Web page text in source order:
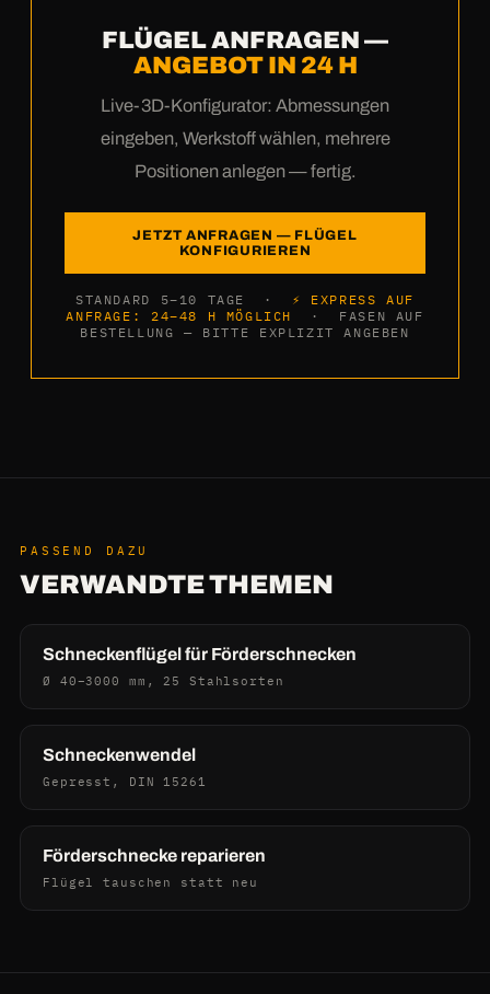
FLÜGEL ANFRAGEN —
ANGEBOT IN 24 H
Live-3D-Konfigurator: Abmessungen
eingeben, Werkstoff wählen, mehrere
Positionen anlegen — fertig.
JETZT ANFRAGEN — FLÜGEL
KONFIGURIEREN
STANDARD 5–10 TAGE · ⚡ EXPRESS AUF
ANFRAGE: 24–48 H MÖGLICH
· FASEN AUF
BESTELLUNG — BITTE EXPLIZIT ANGEBEN
PASSEND DAZU
VERWANDTE THEMEN
Schneckenflügel für Förderschnecken
Ø 40–3000 mm, 25 Stahlsorten
Schneckenwendel
Gepresst, DIN 15261
Förderschnecke reparieren
Flügel tauschen statt neu